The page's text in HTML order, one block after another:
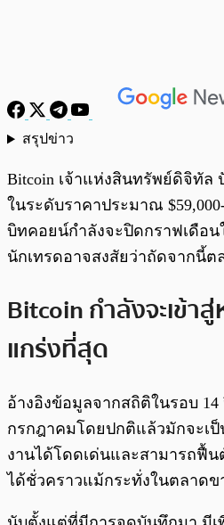
สรุปข่าว
Bitcoin เจ้าแห่งสินทรัพย์ดิจิทัล
ในระดับราคาประมาณ
บิทคอยน์กำลังจะปิดกราฟเดือ
นักเทรดอาจสงสัยว่าถัดจากนี้ต
Bitcoin กำลังจะเข้า
แกร่งที่สุด
อ้างอิงข้อมูลจากสถิติในรอบ
กรกฎาคมโดยปกติแล้วมักจะเป็
งานได้โดดเด่นและสามารถฟื้
ได้ชั่วคราวแม้กระทั่งในตลาดข